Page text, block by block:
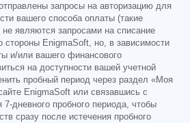
запросы на авторизацию для
вашего способа оплаты (такие
являются запросами на списание
стороны EnigmaSoft, но, в зависимости
и/или вашего финансового
на доступности вашей учетной
пробный период через раздел «Моя
EnigmaSoft или связавшись с
7-дневного пробного периода, чтобы
сразу после истечения пробного